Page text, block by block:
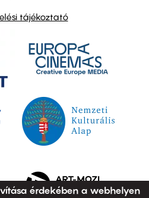
tájékoztató
érdekében a webhelyen